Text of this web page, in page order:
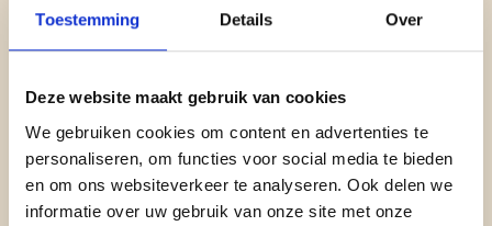
Toestemming Details Over
Deze website maakt gebruik van cookies
We gebruiken cookies om content en advertenties te
personaliseren, om functies voor social media te bieden
en om ons websiteverkeer te analyseren. Ook delen we
informatie over uw gebruik van onze site met onze